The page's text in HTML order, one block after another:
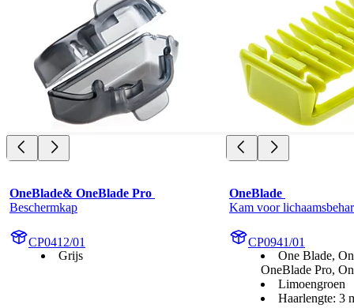
OneBlade& OneBlade Pro
Beschermkap
CP0412/01
Grijs
OneBlade
Kam voor
CP0941/01
One Blade,
OneBlade Pro,
Limoengroen
Haarlengte: 3